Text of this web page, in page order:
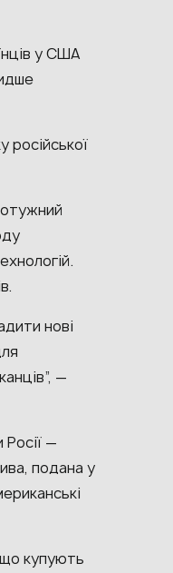
у США
російської
нові
—
—
подана у
що купують